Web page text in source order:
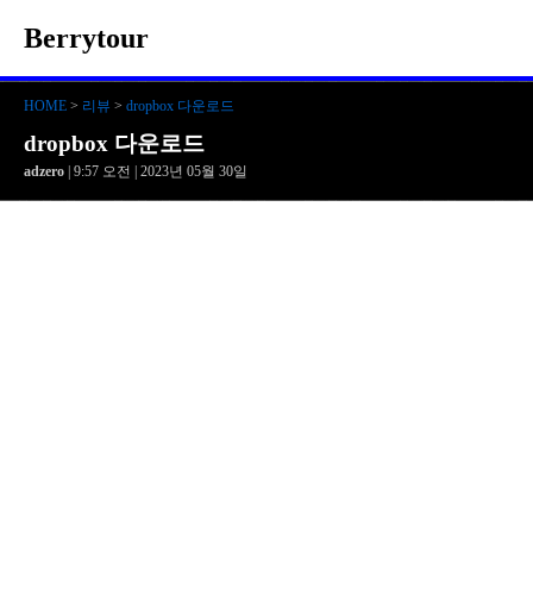
Berrytour
HOME > 리뷰 > dropbox 다운로드
dropbox 다운로드
adzero | 9:57 오전 | 2023년 05월 30일